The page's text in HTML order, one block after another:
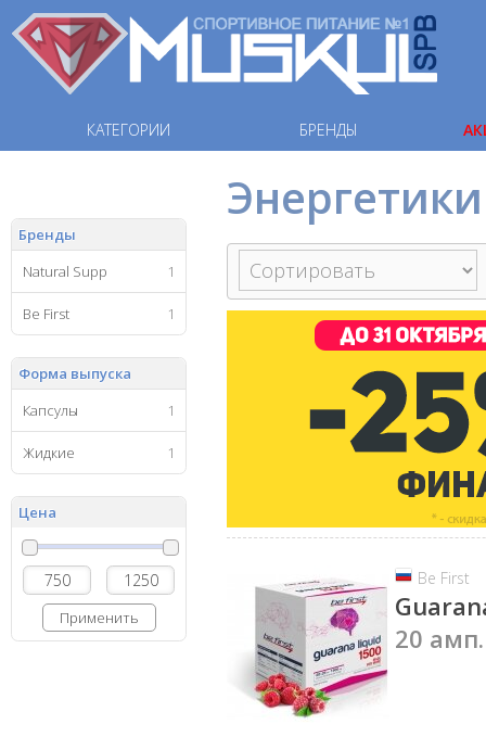
КАТЕГОРИИ БРЕНДЫ
Бренды
Natural Supp
1
Be First 1
Форма выпуска
Капсулы
1
Жидкие 1
Цена
Применить
Be First
20 амп.